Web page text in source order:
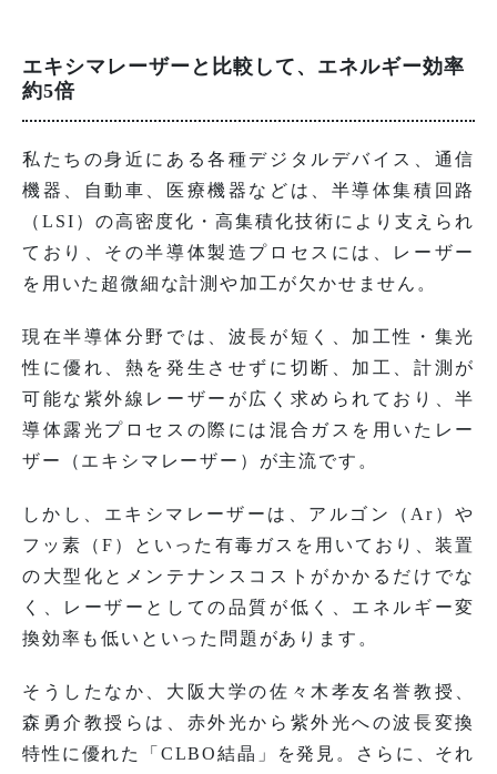
エキシマレーザーと比較して、エネルギー効率
約5倍
私たちの身近にある各種デジタルデバイス、通信
機器、自動車、医療機器などは、半導体集積回路
（LSI）の高密度化・高集積化技術により支えられ
ており、その半導体製造プロセスには、レーザー
を用いた超微細な計測や加工が欠かせません。
現在半導体分野では、波長が短く、加工性・集光
性に優れ、熱を発生させずに切断、加工、計測が
可能な紫外線レーザーが広く求められており、半
導体露光プロセスの際には混合ガスを用いたレー
ザー（エキシマレーザー）が主流です。
しかし、エキシマレーザーは、アルゴン（Ar）や
フッ素（F）といった有毒ガスを用いており、装置
の大型化とメンテナンスコストがかかるだけでな
く、レーザーとしての品質が低く、エネルギー変
換効率も低いといった問題があります。
そうしたなか、大阪大学の佐々木孝友名誉教授、
森勇介教授らは、赤外光から紫外光への波長変換
特性に優れた「CLBO結晶」を発見。さらに、それ